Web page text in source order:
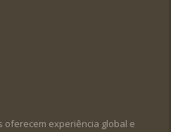
experiência global e